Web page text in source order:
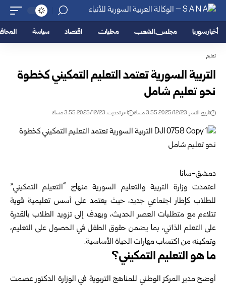
أخبار سوريا مجلس الشعب محليات اقتصاد سياسة
تعليم
التربية السورية تعتمد التعليم التمكيني كخطوة
نحو تعليم شامل
تاريخ النشر: 2025/12/23 3:55 مساءً اخر تحديث: 2025/12/23 3:55 مساءً
دمشق-سانا
اعتمدت وزارة التربية والتعليم السوريةمنهاج “التعيلم التمكيني”
للطلاب كإطار اجتماعي جديد، حيث يعتمد على أسس تعليمية قوية
تتلاءم مع متطلبات العصر الحديث، ويهدف إلى تزويد الطلاب بالقدرة
على التعلم الذاتي، بما يضمن حقوق الطفل في الحصول على التعليم،
وتمكينه من اكتساب مهارات الحياة الأساسية.
ما هو التعليم التمكيني؟
أوضح مدير المركز الوطني للمناهج التربوية في الوزارة الدكتور عصمت